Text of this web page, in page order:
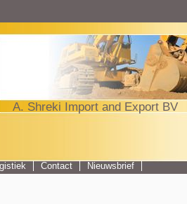
A. Shreki Import and Export BV
Contact Nieuwsbrief